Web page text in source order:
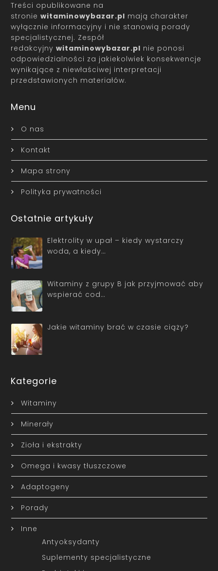
Treści opublikowane na
stroniewitaminowybazar.pl mają charakter
wyłącznie informacyjny i nie stanowią porady
specjalistycznej. Zespół
redakcyjnywitaminowybazar.pl nie ponosi
odpowiedzialności za jakiekolwiek konsekwencje
wynikające z niewłaściwej interpretacji
przedstawionych materiałów.
Menu
O nas
Kontakt
Mapa strony
Polityka prywatności
Ostatnie artykuły
Elektrolity w upał – kiedy wystarczy
woda, a kiedy…
Witaminy z grupy B jak przyjmować aby
wspierać cod…
Jakie witaminy brać w czasie ciąży?
Kategorie
Witaminy
Minerały
Zioła i ekstrakty
Omega i kwasy tłuszczowe
Adaptogeny
Porady
Inne
Antyoksydanty
Suplementy specjalistyczne